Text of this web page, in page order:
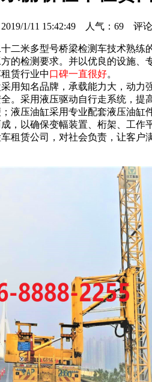
1/11 15:42:49 人气： 69 评论
二米多型号桥梁检测车技术熟练
的检测要求。并以优良的设施
赁行业中口碑一直很好。
用知名品牌，承载能力大，动
。采用液压驱动自行走系统，
液压油缸采用专业配套液压油
，以确保变幅装置、桁架、工作
租赁公司，对社会负责，让客户